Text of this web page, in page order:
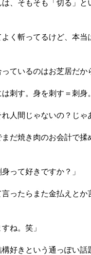
は、そもそも「切る」と
く斬ってるけど、本当
ているのはお芝居だか
刺す。身を刺す＝刺身
人間じゃないの？じゃ
だ焼き肉のお会計で揉
って好きですか？」
ったらまた金払えとか
ね。笑」
好きという通っぽい話